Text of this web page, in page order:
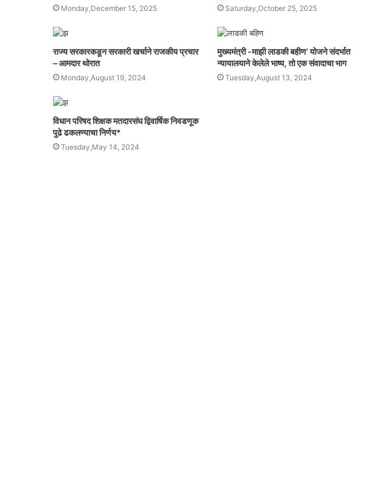
Monday,December 15, 2025 Saturday,October 25, 2025
राज्य सरकारकडून सरकारी खर्चाने राजकीय प्रचार
– आमदार थोरात
Monday,August 19, 2024
मुख्यमंत्री -माझी लाडकी बहीण’ योजने संदर्भात
न्यायालयाने केलेले भाष्य, तो एक संवादाचा भाग
Tuesday,August 13, 2024
विधान परिषद शिक्षक मतदारसंघ द्विवार्षिक निवडणूक
पुढे ढकलण्याचा निर्णय*
Tuesday,May 14, 2024